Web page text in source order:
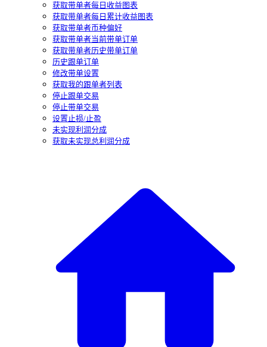
获取带单者每日收益图表
获取带单者每日累计收益图表
获取带单者币种偏好
获取带单者当前带单订单
获取带单者历史带单订单
历史跟单订单
修改带单设置
获取我的跟单者列表
停止跟单交易
停止带单交易
设置止损/止盈
未实现利润分成
获取未实现总利润分成